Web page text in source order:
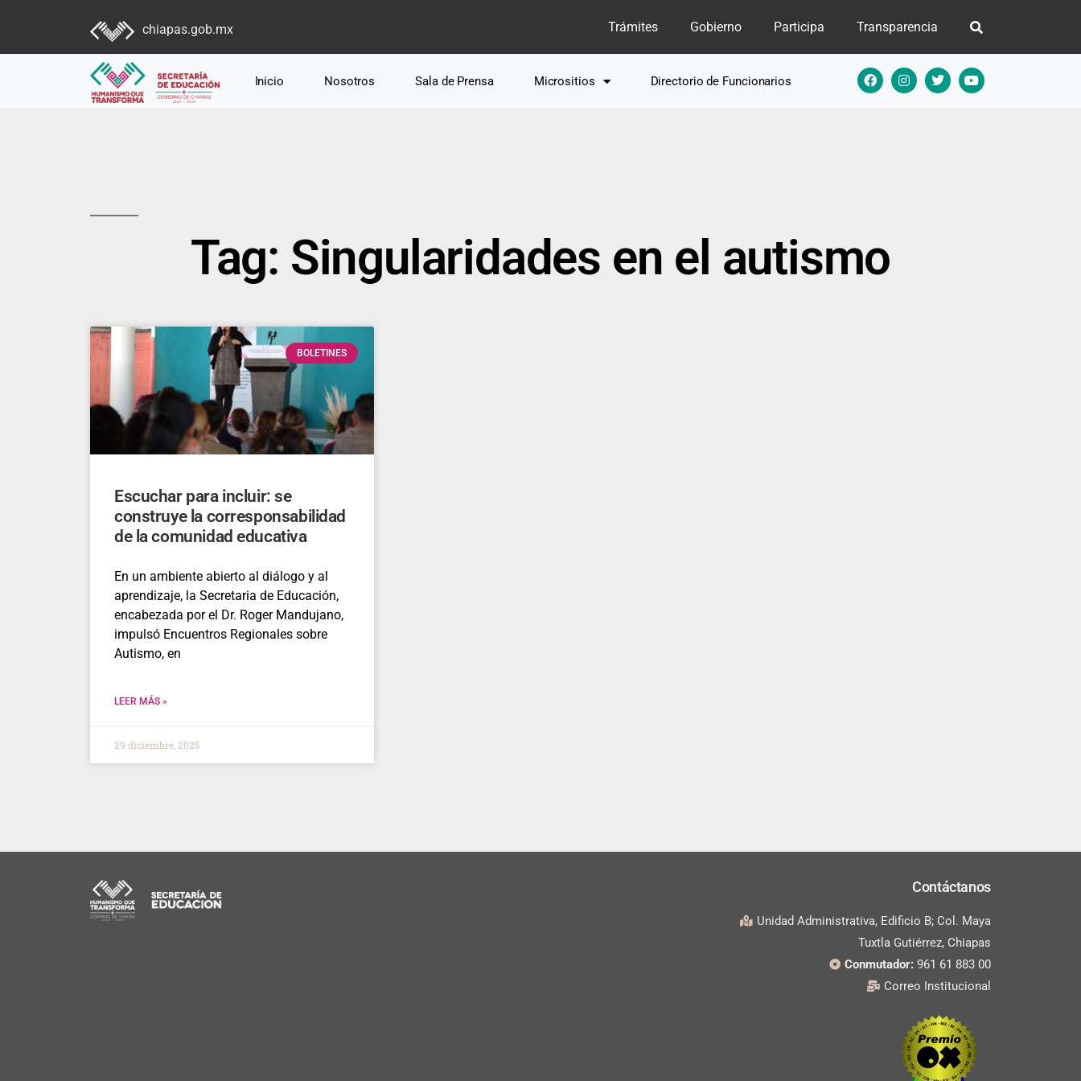
chiapas.gob.mx Trámites Gobierno Participa Transparencia
Inicio Nosotros Sala de Prensa Micrositios Directorio de Funcionarios
Tag: Singularidades en el autismo
BOLETINES
Escuchar para incluir: se
construye la corresponsabilidad
de la comunidad educativa
En un ambiente abierto al diálogo y al
aprendizaje, la Secretaria de Educación,
encabezada por el Dr. Roger Mandujano,
impulsó Encuentros Regionales sobre
Autismo, en
LEER MÁS »
29 diciembre, 2025
Contáctanos
Unidad Administrativa, Edificio B; Col. Maya
Tuxtla Gutiérrez, Chiapas
Conmutador: 961 61 883 00
Correo Institucional